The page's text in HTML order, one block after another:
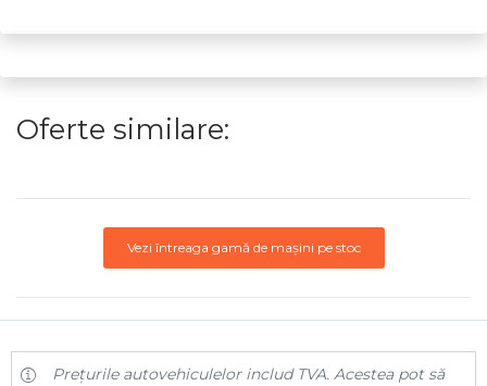
Oferte similare:
Vezi întreaga gamă de mașini pe stoc
Prețurile autovehiculelor includ TVA. Acestea pot să